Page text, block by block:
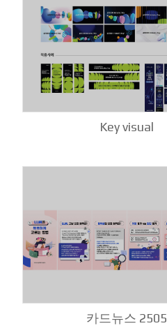
Key visual
카드뉴스 2505